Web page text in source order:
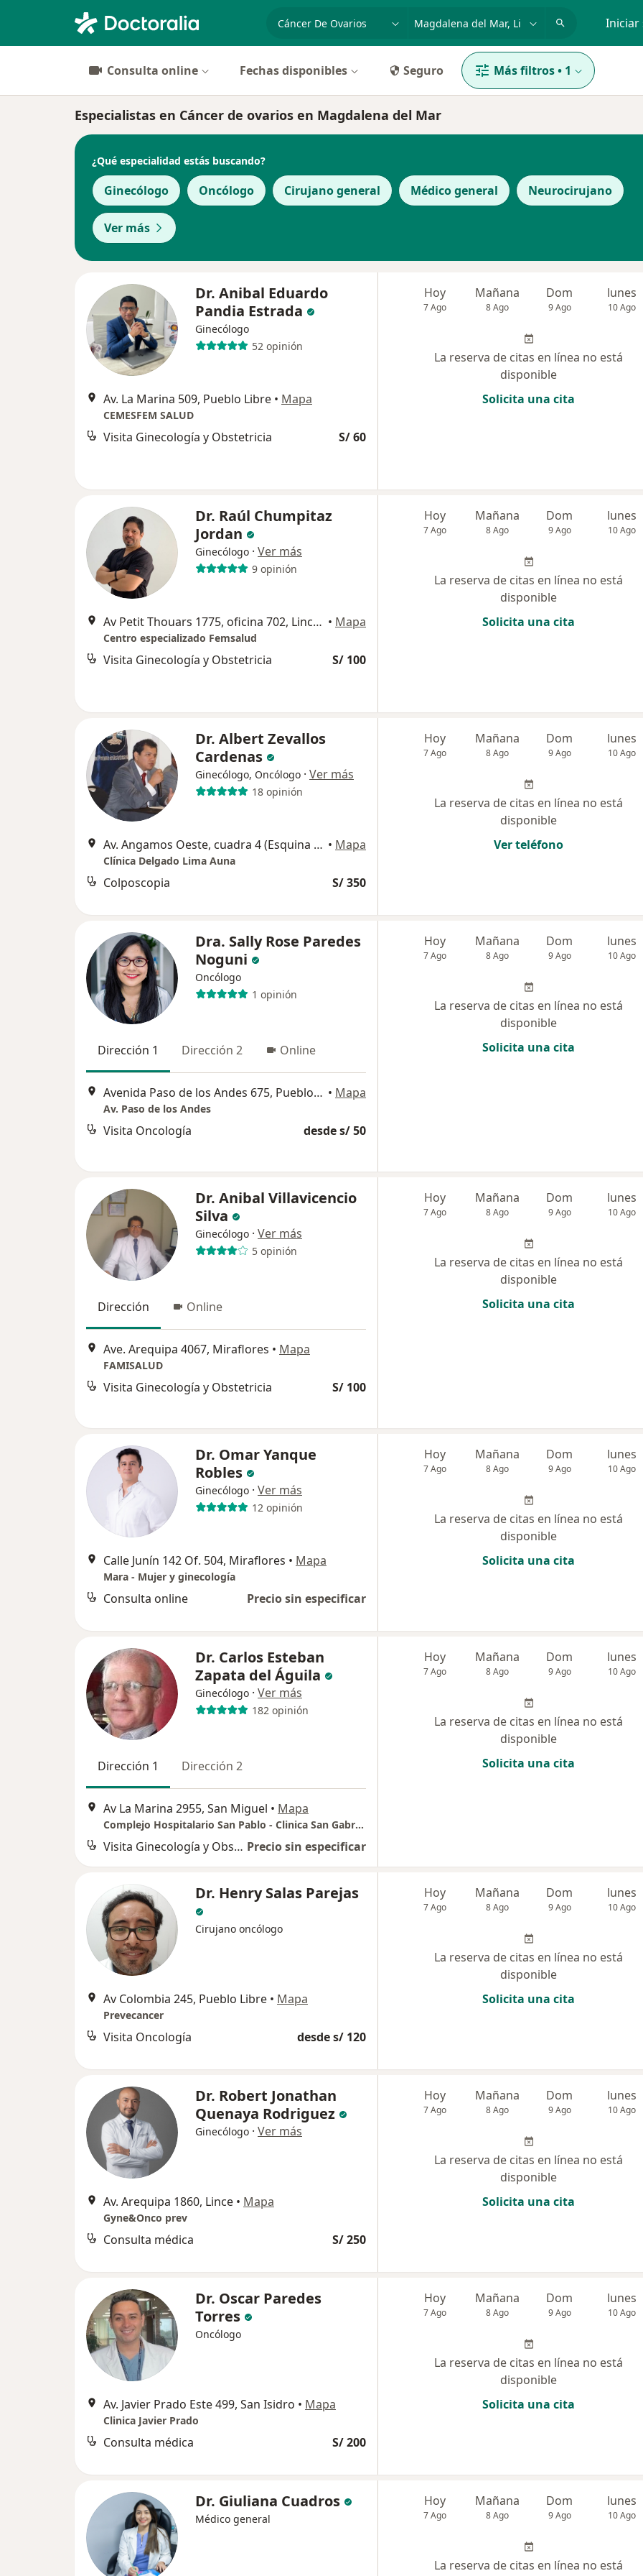
especialidad, enfermedad o nombre Iniciar
Consulta online Fechas disponibles Seguro Más filtros• 1
Especialistas en Cáncer de ovarios en Magdalena del Mar
¿Qué especialidad estás buscando?
Ginecólogo Oncólogo Cirujano general Médico general Neurocirujano
Ver más
Dr. Anibal Eduardo
Pandia Estrada
Ginecólogo
52 opinión
Av. La Marina 509, Pueblo Libre • Mapa
CEMESFEM SALUD
Visita Ginecología y Obstetricia S/ 60
Hoy
7 Ago
Mañana
8 Ago
Dom
9 Ago
lunes
10 Ago
La reserva de citas en línea no está
disponible
Solicita una cita
Dr. Raúl Chumpitaz
Jordan
Ginecólogo · Ver más
9 opinión
Av Petit Thouars 1775, oficina 702, Lince, Lince • Mapa
Centro especializado Femsalud
Visita Ginecología y Obstetricia S/ 100
Hoy
7 Ago
Mañana
8 Ago
Dom
9 Ago
lunes
10 Ago
La reserva de citas en línea no está
disponible
Solicita una cita
Dr. Albert Zevallos
Cardenas
Ginecólogo, Oncólogo · Ver más
18 opinión
Av. Angamos Oeste, cuadra 4 (Esquina con la calle General Borgoño), Miraflores • Mapa
Clínica Delgado Lima Auna
Colposcopia S/ 350
Hoy
7 Ago
Mañana
8 Ago
Dom
9 Ago
lunes
10 Ago
La reserva de citas en línea no está
disponible
Ver teléfono
Dra. Sally Rose Paredes
Noguni
Oncólogo
1 opinión
Dirección 1 Dirección 2 Online
Avenida Paso de los Andes 675, Pueblo Libre • Mapa
Av. Paso de los Andes
Visita Oncología desde s/ 50
Hoy
7 Ago
Mañana
8 Ago
Dom
9 Ago
lunes
10 Ago
La reserva de citas en línea no está
disponible
Solicita una cita
Dr. Anibal Villavicencio
Silva
Ginecólogo · Ver más
5 opinión
Dirección Online
Ave. Arequipa 4067, Miraflores • Mapa
FAMISALUD
Visita Ginecología y Obstetricia S/ 100
Hoy
7 Ago
Mañana
8 Ago
Dom
9 Ago
lunes
10 Ago
La reserva de citas en línea no está
disponible
Solicita una cita
Dr. Omar Yanque
Robles
Ginecólogo · Ver más
12 opinión
Calle Junín 142 Of. 504, Miraflores • Mapa
Mara - Mujer y ginecología
Consulta online Precio sin especificar
Hoy
7 Ago
Mañana
8 Ago
Dom
9 Ago
lunes
10 Ago
La reserva de citas en línea no está
disponible
Solicita una cita
Dr. Carlos Esteban
Zapata del Águila
Ginecólogo · Ver más
182 opinión
Dirección 1 Dirección 2
Av La Marina 2955, San Miguel • Mapa
Complejo Hospitalario San Pablo - Clinica San Gabriel
Visita Ginecología y Obstetricia Precio sin especificar
Hoy
7 Ago
Mañana
8 Ago
Dom
9 Ago
lunes
10 Ago
La reserva de citas en línea no está
disponible
Solicita una cita
Dr. Henry Salas Parejas
Cirujano oncólogo
Av Colombia 245, Pueblo Libre • Mapa
Prevecancer
Visita Oncología desde s/ 120
Hoy
7 Ago
Mañana
8 Ago
Dom
9 Ago
lunes
10 Ago
La reserva de citas en línea no está
disponible
Solicita una cita
Dr. Robert Jonathan
Quenaya Rodriguez
Ginecólogo · Ver más
Av. Arequipa 1860, Lince • Mapa
Gyne&Onco prev
Consulta médica S/ 250
Hoy
7 Ago
Mañana
8 Ago
Dom
9 Ago
lunes
10 Ago
La reserva de citas en línea no está
disponible
Solicita una cita
Dr. Oscar Paredes
Torres
Oncólogo
Av. Javier Prado Este 499, San Isidro • Mapa
Clinica Javier Prado
Consulta médica S/ 200
Hoy
7 Ago
Mañana
8 Ago
Dom
9 Ago
lunes
10 Ago
La reserva de citas en línea no está
disponible
Solicita una cita
Dr. Giuliana Cuadros
Médico general
Hoy
7 Ago
Mañana
8 Ago
Dom
9 Ago
lunes
10 Ago
La reserva de citas en línea no está